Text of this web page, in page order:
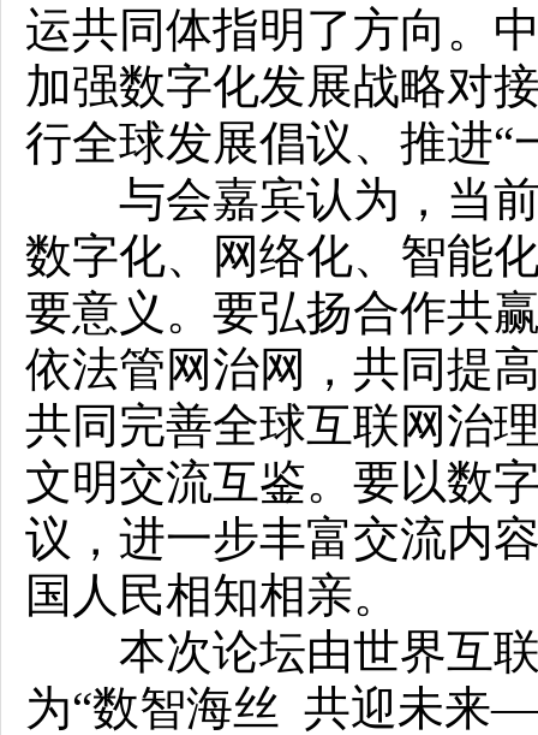
运共同体指明了方向。
加强数字化发展战略对
行全球发展倡议、推进“
与会嘉宾认为，当前
数字化、网络化、智能
要意义。要弘扬合作共
依法管网治网，共同提
共同完善全球互联网治
文明交流互鉴。要以数
议，进一步丰富交流内
国人民相知相亲。
本次论坛由世界互联
为“数智海丝 共迎未来